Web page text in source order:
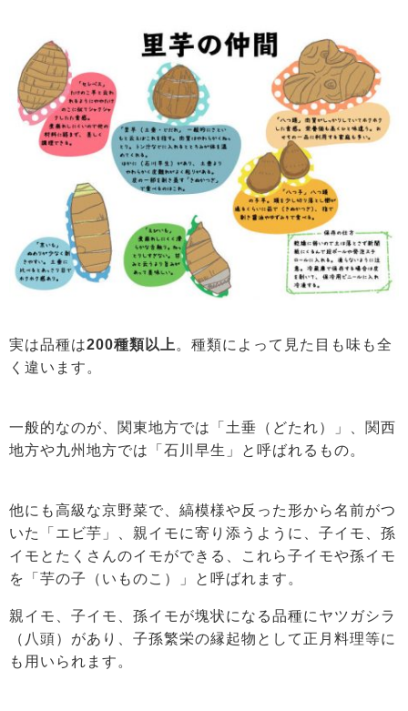
実は品種は200種類以上 。種類によって見た目も味も全
く違います。
一般的なのが、関東地方では「土垂（どたれ）」、関西
地方や九州地方では「石川早生」と呼ばれるもの。
他にも高級な京野菜で、縞模様や反った形から名前がつ
いた「エビ芋」、親イモに寄り添うように、子イモ、孫
イモとたくさんのイモができる、これら子イモや孫イモ
を「芋の子（いものこ）」と呼ばれます。
親イモ、子イモ、孫イモが塊状になる品種にヤツガシラ
（八頭）があり、子孫繁栄の縁起物として正月料理等に
も用いられます。